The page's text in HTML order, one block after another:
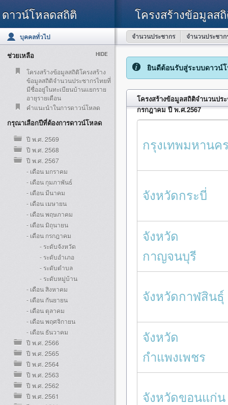
ดาวน์โหลดสถิติ โครงสร้างข้อมูลส
บุคคลทั่วไป จำนวนประชากร จำนวนประชาก
ช่วยเหลือ HIDE
โครงสร้างข้อมูลสถิติโครงสร้าง
ข้อมูลสถิติจำนวนประชากรไทยที่
มีชื่ออยู่ในทะเบียนบ้านแยกราย
อายุรายเดือน
คำแนะนำในการดาวน์โหลด
กรุณาเลือกปีที่ต้องการดาวน์โหลด
ปี พ.ศ. 2569
ปี พ.ศ. 2568
ปี พ.ศ. 2567
- เดือน มกราคม
- เดือน กุมภาพันธ์
- เดือน มีนาคม
- เดือน เมษายน
- เดือน พฤษภาคม
- เดือน มิถุนายน
- เดือน กรกฎาคม
- ระดับจังหวัด
- ระดับอำเภอ
- ระดับตำบล
- ระดับหมู่บ้าน
- เดือน สิงหาคม
- เดือน กันยายน
- เดือน ตุลาคม
- เดือน พฤศจิกายน
- เดือน ธันวาคม
ปี พ.ศ. 2566
ปี พ.ศ. 2565
ปี พ.ศ. 2564
ปี พ.ศ. 2563
ปี พ.ศ. 2562
ปี พ.ศ. 2561
ยินดีต้อนรับสู่ระบบดาวน์
โครงสร้างข้อมูลสถิติจำนวนปร
กรกฎาคม ปี พ.ศ.2567
กรุงเทพมหานค
จังหวัดกระบี่
จังหวัด
กาญจนบุรี
จังหวัดกาฬสินธุ์
จังหวัด
กำแพงเพชร
จังหวัดขอนแก่น